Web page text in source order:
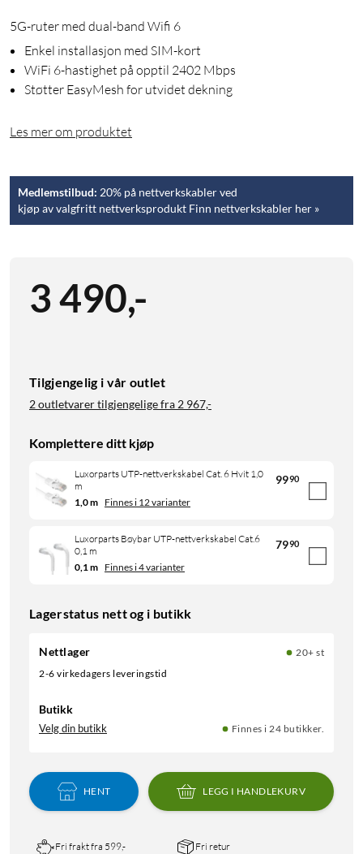
5G-ruter med dual-band Wifi 6
Enkel installasjon med SIM-kort
WiFi 6-hastighet på opptil 2402 Mbps
Støtter EasyMesh for utvidet dekning
Les mer om produktet
Medlemstilbud: 20% på nettverkskabler ved
kjøp av valgfritt nettverksprodukt Finn nettverkskabler her »
3 490,-
Tilgjengelig i vår outlet
2 outletvarer tilgjengelige fra2 967,-
Komplettere ditt kjøp
Luxorparts UTP-nettverkskabel Cat. 6 Hvit 1,0
m
9990
1,0 m Finnes i 12 varianter
Luxorparts Bøybar UTP-nettverkskabel Cat.6
0,1 m
7990
0,1 m Finnes i 4 varianter
Lagerstatus nett og i butikk
Nettlager
20+ st
2-6 virkedagers leveringstid
Butikk
Velg din butikk Finnes i 24 butikker.
HENT LEGG I HANDLEKURV
Fri frakt fra 599,- Fri retur